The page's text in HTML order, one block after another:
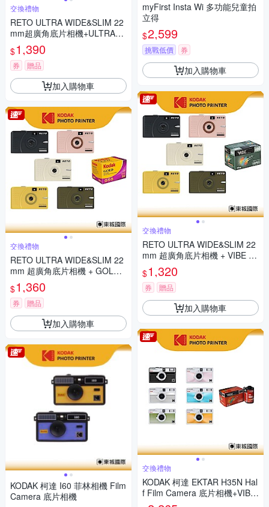
交換禮物
RETO ULTRA WIDE&SLIM 22
mm超廣角底片相機+ULTRAM
AX400底片組
$1,390
券 贈品
加入購物車
交換禮物
RETO ULTRA WIDE&SLIM 22
mm 超廣角底片相機 + GOLD 2
00底片組
$1,360
券 贈品
加入購物車
KODAK 柯達 I60 菲林相機 Film
Camera 底片相機
myFirst Insta Wi 多功能兒童拍
立得
$2,599
挑戰低價 券
加入購物車
交換禮物
RETO ULTRA WIDE&SLIM 22
mm 超廣角底片相機 + VIBE 40
0底片組
$1,320
券 贈品
加入購物車
交換禮物
KODAK 柯達 EKTAR H35N Hal
f Film Camera 底片相機+VIBE
800底片組